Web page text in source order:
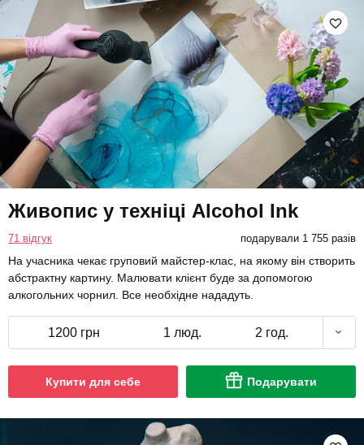
Живопис у техніці Alcohol Ink
71 відгук подарували 1 755 разів
На учасника чекає груповий майстер-клас, на якому він створить
абстрактну картину. Малювати клієнт буде за допомогою
алкогольних чорнил. Все необхідне нададуть.
1200 грн 1 люд. 2 год.
Купити для себе Подарувати